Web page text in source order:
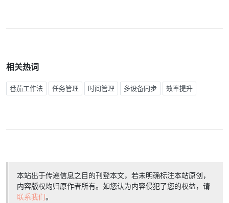
相关热词
番茄工作法 任务管理 时间管理 多设备同步 效率提升
本站出于传递信息之目的刊登本文，若未明确标注本站原创，
内容版权均归原作者所有。如您认为内容侵犯了您的权益，请
联系我们。